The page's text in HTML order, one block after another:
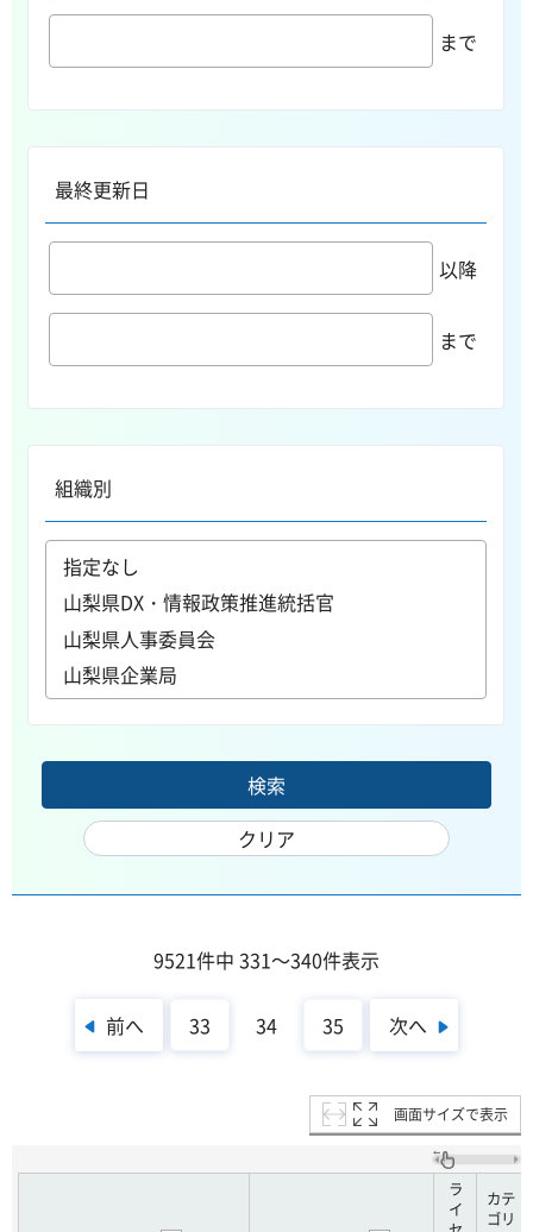
まで
最終更新日
以降
まで
組織別
9521件中 331～340件表示
前へ 33 34 35 次へ
画面サイズで表示
ラ
イ
カテ
ゴリ